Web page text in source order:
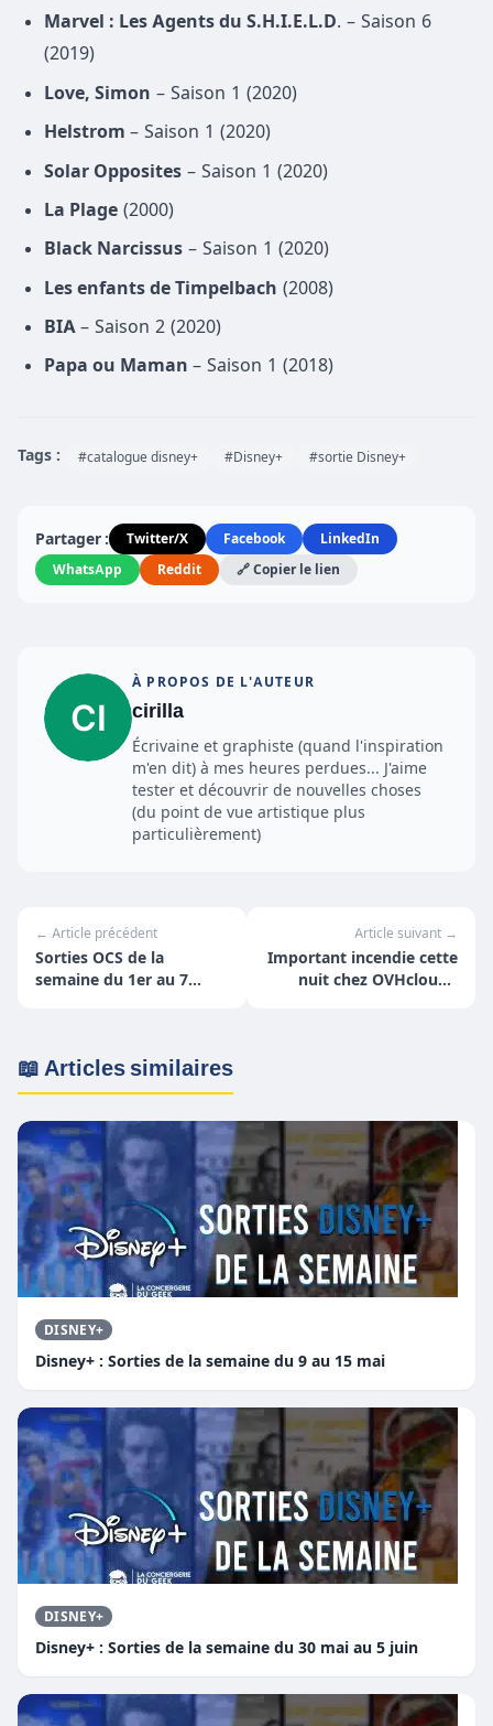
Marvel : Les Agents du S.H.I.E.L.D. – Saison 6
(2019)
Love, Simon – Saison 1 (2020)
Helstrom – Saison 1 (2020)
Solar Opposites – Saison 1 (2020)
La Plage (2000)
Black Narcissus – Saison 1 (2020)
Les enfants de Timpelbach (2008)
BIA – Saison 2 (2020)
Papa ou Maman – Saison 1 (2018)
Tags : #catalogue disney+ #Disney+ #sortie Disney+
Partager : Twitter/X Facebook
LinkedIn
WhatsApp
Reddit 🔗 Copier le lien
À PROPOS DE L'AUTEUR
cirilla
Écrivaine et graphiste (quand l'inspiration
m'en dit) à mes heures perdues... J'aime
tester et découvrir de nouvelles choses
(du point de vue artistique plus
particulièrement)
← Article précédent
Sorties OCS de la
semaine du 1er au 7
Article suivant →
Important incendie cette
nuit chez OVHcloud -
📖 Articles similaires
DISNEY+
Disney+ : Sorties de la semaine du 9 au 15 mai
DISNEY+
Disney+ : Sorties de la semaine du 30 mai au 5 juin